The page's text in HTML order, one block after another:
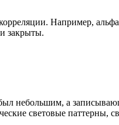
Например,
закрыты.
небольшим, а
световые паттерны,